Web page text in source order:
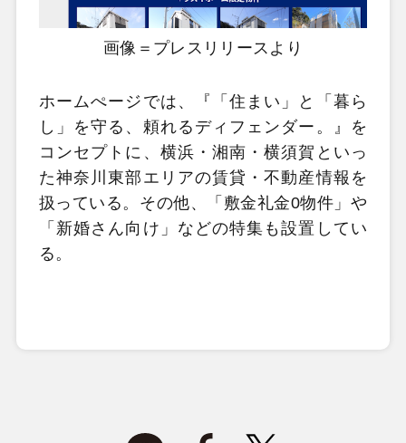
画像＝プレスリリースより
ホームぺージでは、『「住まい」と「暮ら
し」を守る、頼れるディフェンダー。』を
コンセプトに、横浜・湘南・横須賀といっ
た神奈川東部エリアの賃貸・不動産情報を
扱っている。その他、「敷金礼金0物件」や
「新婚さん向け」などの特集も設置してい
る。